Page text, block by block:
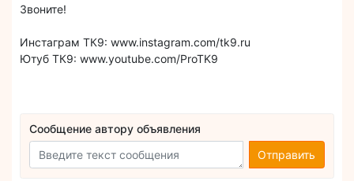
Звоните!
Инстаграм ТК9: www.instagram.com/tk9.ru
Ютуб ТК9: www.youtube.com/ProTK9
Сообщение автору объявления
Отправить